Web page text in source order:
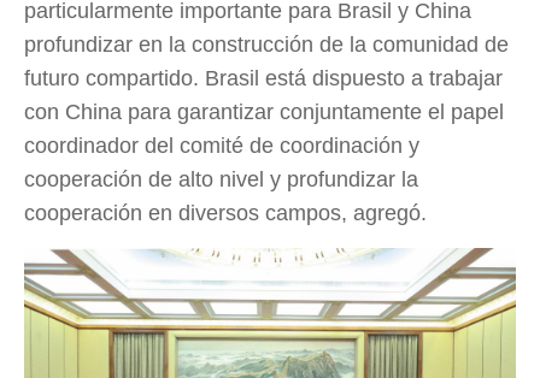
particularmente importante para Brasil y China
profundizar en la construcción de la comunidad de
futuro compartido. Brasil está dispuesto a trabajar
con China para garantizar conjuntamente el papel
coordinador del comité de coordinación y
cooperación de alto nivel y profundizar la
cooperación en diversos campos, agregó.